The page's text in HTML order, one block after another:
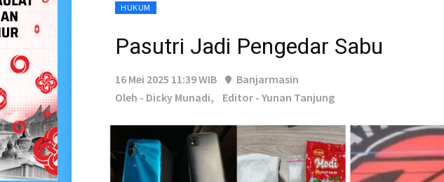
HUKUM
Pasutri Jadi Pengedar Sabu
16 Mei 2025 11:39 WIB
Banjarmasin
Oleh - Dicky Munadi,
Editor - Yunan Tanjung